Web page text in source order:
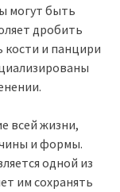
могут быть
дробить
и панцири
всей жизни,
и формы.
одной из
им сохранять